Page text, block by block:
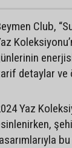
Club,
detaylar ve
Yaz